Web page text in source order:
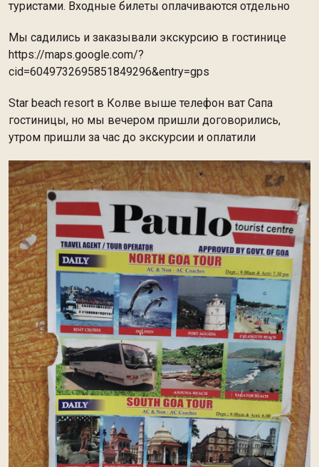
туристами. Входные билеты оплачиваются отдельно
Мы садились и заказывали экскурсию в гостинице
https://maps.google.com/?
cid=6049732695851849296&entry=gps
Star beach resort в Колве выше телефон ват Сапа
гостиницы, но мы вечером пришли договорились,
утром пришли за час до экскурсии и оплатили